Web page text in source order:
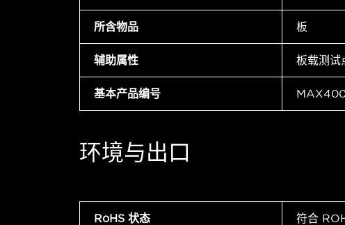
所含物品 板
辅助属性 板载测试
基本产品编号
环境与出口
RoHS 状态 符合